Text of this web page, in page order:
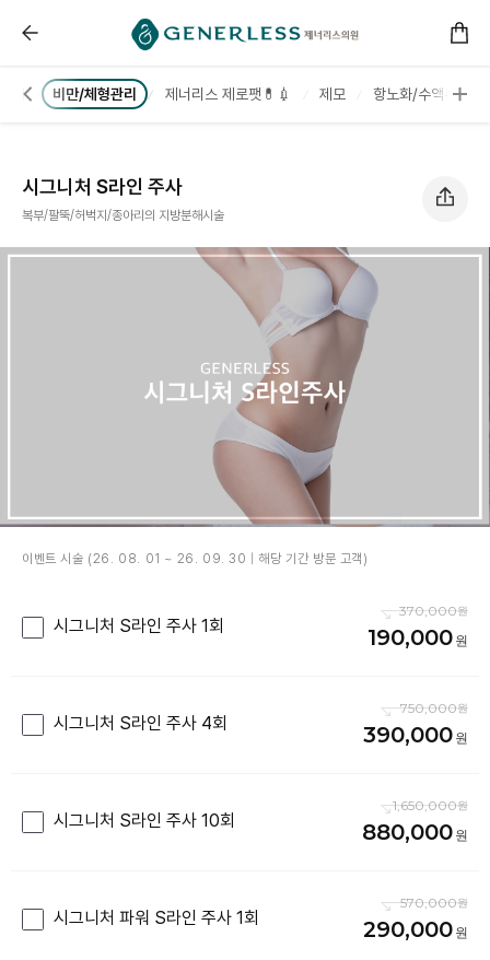
시그니처 S라인 주사 :: 부천피부과
어 비만/체형관리 제너리스 제로팻💊💉 제모 항노화/수액주사
시그니처 S라인 주사
복부/팔뚝/허벅지/종아리의 지방분해시술
이벤트 시술 (26. 08. 01 ~ 26. 09. 30 | 해당 기간 방문 고객)
시그니처 S라인 주사 1회
370,000
190,000
시그니처 S라인 주사 4회
750,000
390,000
시그니처 S라인 주사 10회
1,650,000
880,000
시그니처 파워 S라인 주사 1회
570,000
290,000